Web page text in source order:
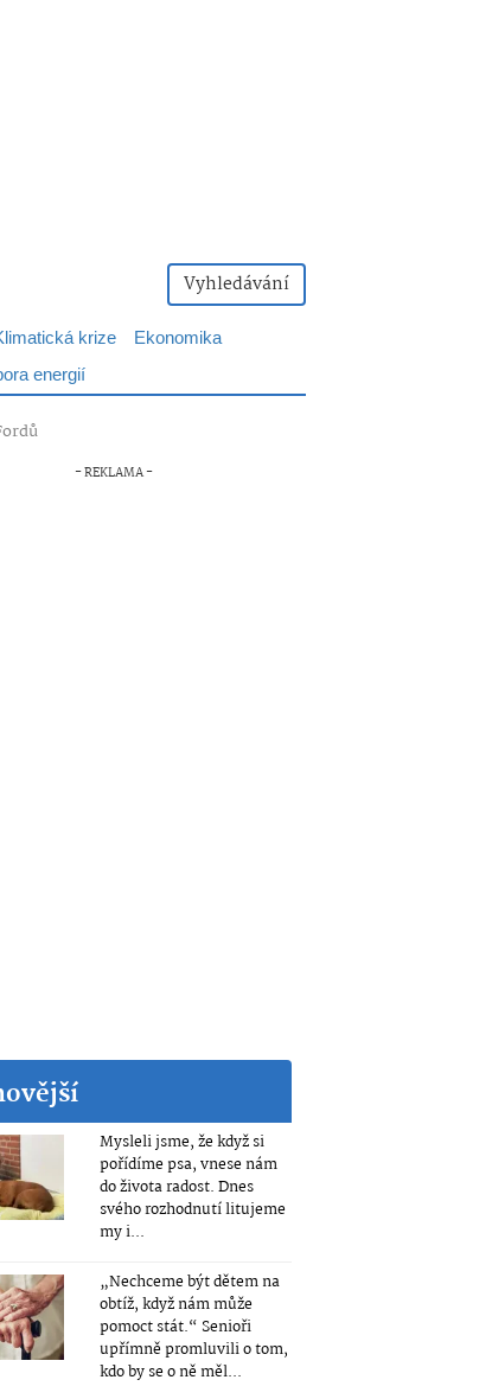
Vyhledávání
krize
Ekonomika
energií
Mysleli jsme, že když si
pořídíme psa, vnese nám
do života radost. Dnes
svého rozhodnutí litujeme
my i...
„Nechceme být dětem na
obtíž, když nám může
pomoct stát.“ Senioři
upřímně promluvili o tom,
kdo by se o ně měl...